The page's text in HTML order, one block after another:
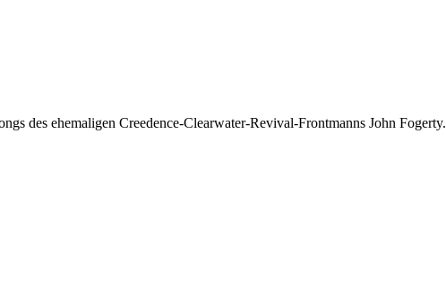
des ehemaligen Creedence-Clearwater-Revival-Frontmanns John Fogerty.